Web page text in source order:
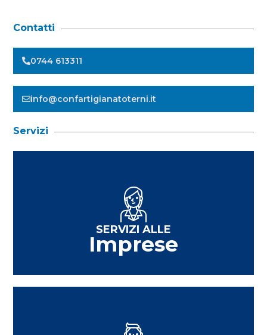
Contatti
0744 613311
info@confartigianatoterni.it
Servizi
SERVIZI ALLE
Imprese